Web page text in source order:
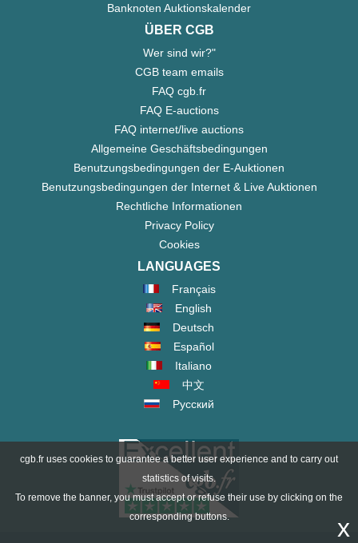
Banknoten Auktionskalender
ÜBER CGB
Wer sind wir?"
CGB team emails
FAQ cgb.fr
FAQ E-auctions
FAQ internet/live auctions
Allgemeine Geschäftsbedingungen
Benutzungsbedingungen der E-Auktionen
Benutzungsbedingungen der Internet & Live Auktionen
Rechtliche Informationen
Privacy Policy
Cookies
LANGUAGES
Français
English
Deutsch
Español
Italiano
中文
Русский
cgb.fr uses cookies to guarantee a better user experience and to carry out
statistics of visits.
To remove the banner, you must accept or refuse their use by clicking on the
corresponding buttons.
x